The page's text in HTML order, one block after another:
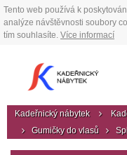
Tento web používá k
analýze návštěvnosti soubory
tím souhlasíte. Více informací
Kadeřnický nábytek
Gumičky do vlasů